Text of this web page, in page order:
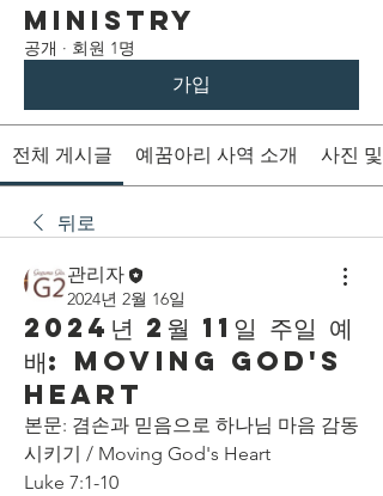
Ministry
공개 · 회원 1명
가입
전체 게시글 예꿈아리 사역 소개 사진 및
뒤로
관리자
2024년 2월 16일
2024년 2월 11일 주일 예
배: Moving God's
Heart
본문: 겸손과 믿음으로 하나님 마음 감동
시키기 / Moving God's Heart
Luke 7:1-10